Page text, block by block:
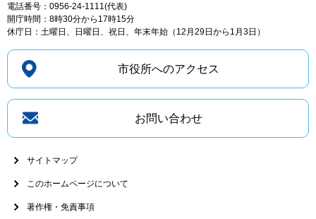
電話番号：0956-24-1111(代表)
開庁時間：8時30分から17時15分
休庁日：土曜日、日曜日、祝日、年末年始（12月29日から1月3日）
市役所へのアクセス
お問い合わせ
サイトマップ
このホームページについて
著作権・免責事項